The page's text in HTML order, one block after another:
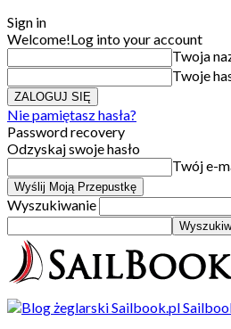
Sign in
Welcome!Log into your account
Twoja
Twoje
Nie pamiętasz hasła?
Password recovery
Odzyskaj swoje hasło
Twój e-
Wyszukiwanie